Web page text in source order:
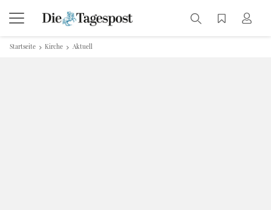
Startseite Kirche Aktuell